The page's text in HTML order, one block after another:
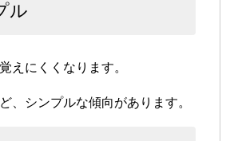
ル
えにくくなります。
、シンプルな傾向があります。